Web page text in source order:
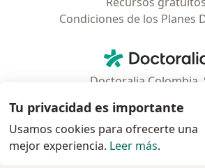
Condiciones de los Planes
Doctoralia -
Doctoralia Colombia,
Municipio: Bogotá D.C.,
Tu privacidad es importante
Usamos cookies para ofrecerte una
mejor experiencia. Leer más.